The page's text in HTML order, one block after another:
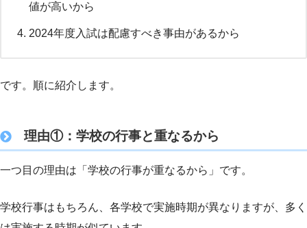
値が高いから
2024年度入試は配慮すべき事由があるから
です。順に紹介します。
理由①：学校の行事と重なるから
一つ目の理由は「学校の行事が重なるから」です。
学校行事はもちろん、各学校で実施時期が異なりますが、多く